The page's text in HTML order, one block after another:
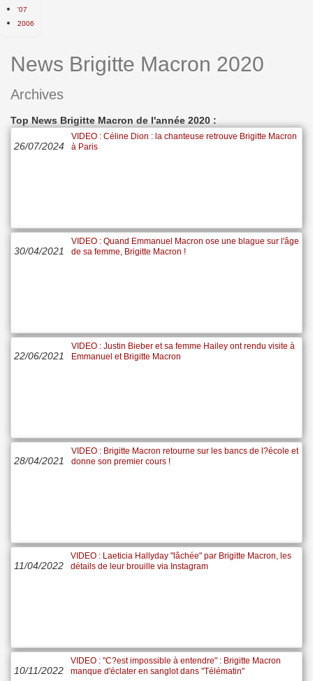
'07
2006
News Brigitte Macron 2020
Archives
Top News Brigitte Macron de l'année 2020 :
26/07/2024
VIDEO : Céline Dion : la chanteuse retrouve Brigitte Macron
à Paris
30/04/2021
VIDEO : Quand Emmanuel Macron ose une blague sur l'âge
de sa femme, Brigitte Macron !
22/06/2021
VIDEO : Justin Bieber et sa femme Hailey ont rendu visite à
Emmanuel et Brigitte Macron
28/04/2021
VIDEO : Brigitte Macron retourne sur les bancs de l?école et
donne son premier cours !
11/04/2022
VIDEO : Laeticia Hallyday "lâchée" par Brigitte Macron, les
détails de leur brouille via Instagram
10/11/2022
VIDEO : "C?est impossible à entendre" : Brigitte Macron
manque d'éclater en sanglot dans "Télématin"